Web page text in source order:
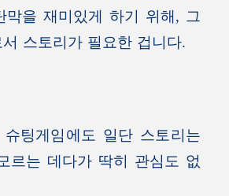
막을 재미있게 하기 위해, 그
스토리가 필요한 겁니다.
팅게임에도 일단 스토리는
르는 데다가 딱히 관심도 없